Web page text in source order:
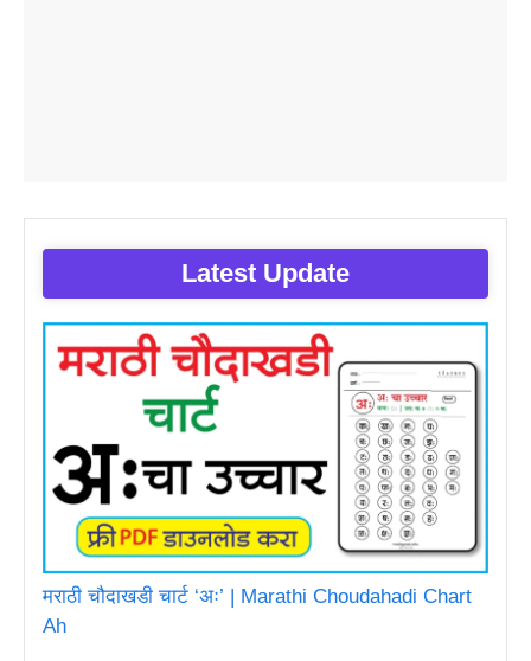
Latest Update
मराठी चौदाखडी चार्ट ‘अः’ | Marathi Choudahadi Chart
Ah